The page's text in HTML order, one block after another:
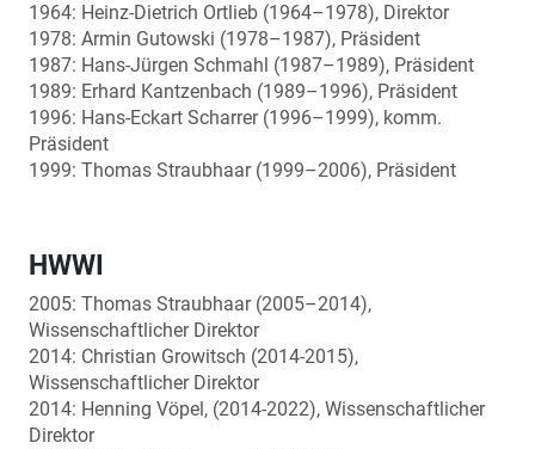
1964: Heinz-Dietrich Ortlieb (1964–1978), Direktor
1978: Armin Gutowski (1978–1987), Präsident
1987: Hans-Jürgen Schmahl (1987–1989), Präsident
1989: Erhard Kantzenbach (1989–1996), Präsident
1996: Hans-Eckart Scharrer (1996–1999), komm.
Präsident
1999: Thomas Straubhaar (1999–2006), Präsident
HWWI
2005: Thomas Straubhaar (2005–2014),
Wissenschaftlicher Direktor
2014: Christian Growitsch (2014­-2015),
Wissenschaftlicher Direktor
2014: Henning Vöpel, (2014-2022), Wissenschaftlicher
Direktor